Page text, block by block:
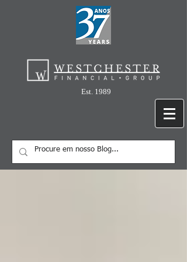
Est. 1989